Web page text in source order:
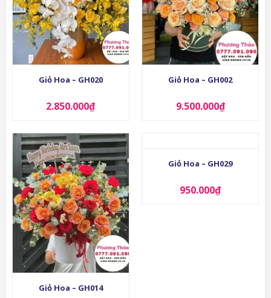
Giỏ Hoa – GH020
2.850.000₫
Giỏ Hoa – GH002
9.500.000₫
Giỏ Hoa – GH014
Giỏ Hoa – GH029
950.000₫